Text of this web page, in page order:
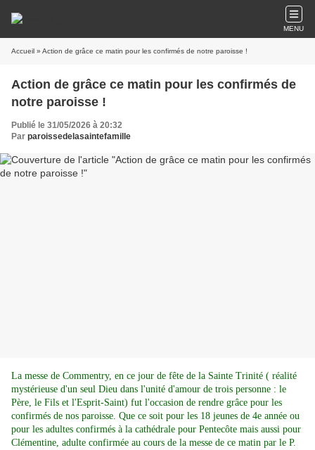
MENU
Accueil » Action de grâce ce matin pour les confirmés de notre paroisse !
Action de grâce ce matin pour les confirmés de
notre paroisse !
Publié le 31/05/2026 à 20:32
Par paroissedelasaintefamille
La messe de Commentry, en ce jour de fête de la Sainte Trinité ( réalité
mystérieuse d'un seul Dieu dans l'unité d'amour de trois personne : le
Père, le Fils et l'Esprit-Saint) fut l'occasion de rendre grâce pour les
confirmés de nos paroisse. Que ce soit pour les 18 jeunes de 4e année ou
pour les adultes confirmés à la cathédrale pour Pentecôte mais aussi pour
Clémentine, adulte confirmée au cours de la messe de ce matin par le P.